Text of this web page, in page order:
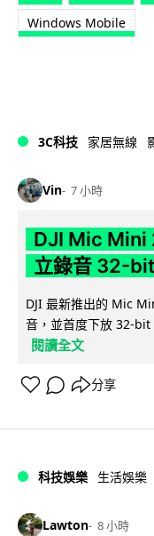
Windows Mobile
3C科技 家居無線
Vin 7 小時
DJI Mic Mini
立錄音 32-
DJI 最新推出的 Mic
音，並首度下放 32-bit
閱讀全文
分享
科技娛樂 生活娛樂
Lawton 8 小時